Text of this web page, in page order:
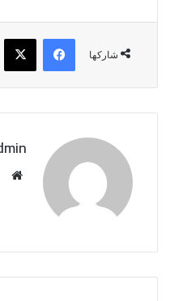
شاركها
فيسبوك ‫X